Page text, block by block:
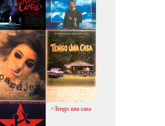
>El espinazo del
diablo
>A trabajar!
>Pasajes >Tengo una casa